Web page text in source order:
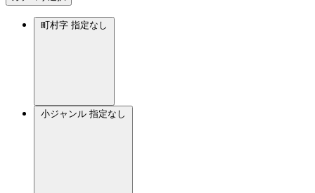
町村字 指定なし
小ジャンル 指定なし